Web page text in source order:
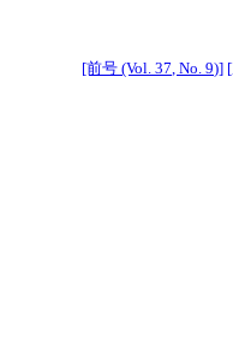
[前号 (Vol. 37, No. 9)]